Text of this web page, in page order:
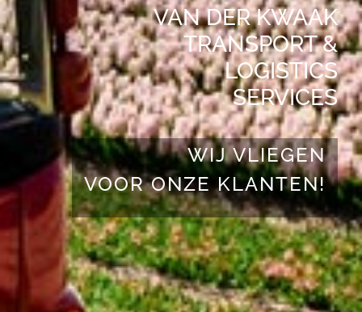
VAN DER KWAAK
TRANSPORT &
LOGISTICS
SERVICES
WIJ VLIEGEN
VOOR ONZE KLANTEN!